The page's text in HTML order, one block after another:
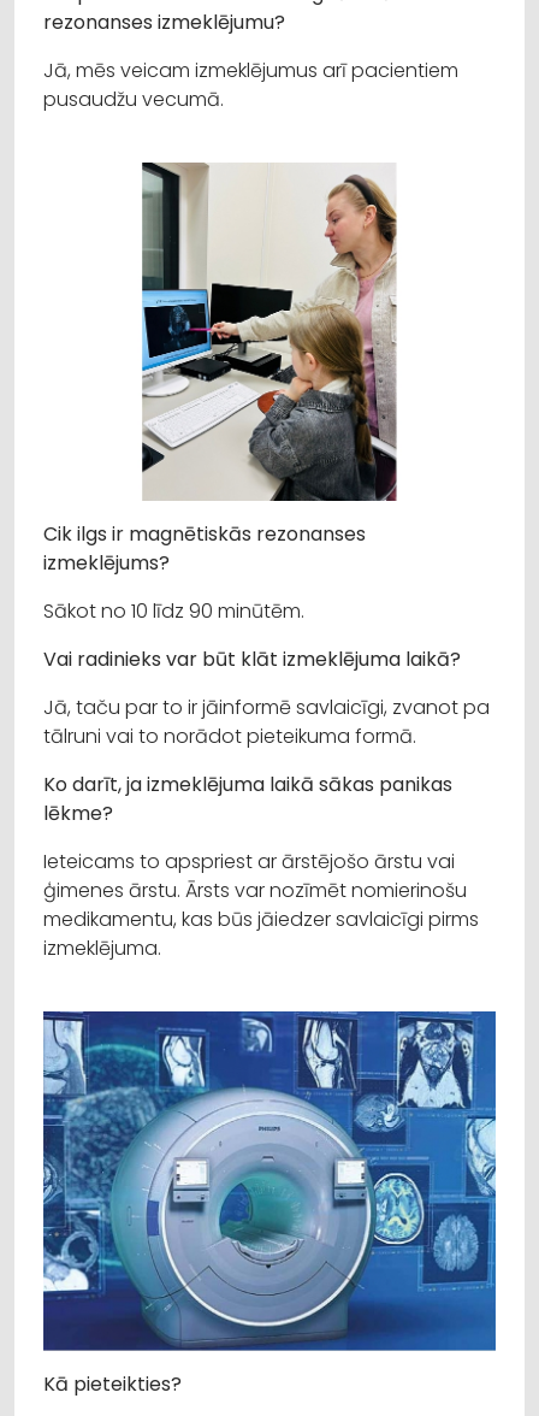
rezonanses izmeklējumu?
Jā, mēs veicam izmeklējumus arī pacientiem
pusaudžu vecumā.
Cik ilgs ir magnētiskās rezonanses
izmeklējums?
Sākot no 10 līdz 90 minūtēm.
Vai radinieks var būt klāt izmeklējuma laikā?
Jā, taču par to ir jāinformē savlaicīgi, zvanot pa
tālruni vai to norādot pieteikuma formā.
Ko darīt, ja izmeklējuma laikā sākas panikas
lēkme?
Ieteicams to apspriest ar ārstējošo ārstu vai
ģimenes ārstu. Ārsts var nozīmēt nomierinošu
medikamentu, kas būs jāiedzer savlaicīgi pirms
izmeklējuma.
Kā pieteikties?